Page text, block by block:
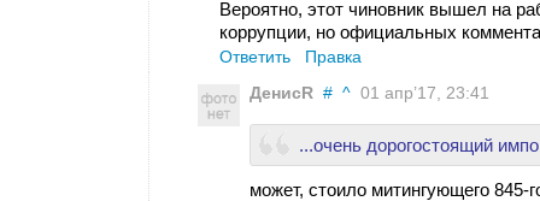
Вероятно, этот чиновник вышел на
коррупции, но официальных
Ответить
Правка
ДенисR # ^ 01 апр’17, 23:41
...очень дорогостоящий
может, стоило митингующего 845-